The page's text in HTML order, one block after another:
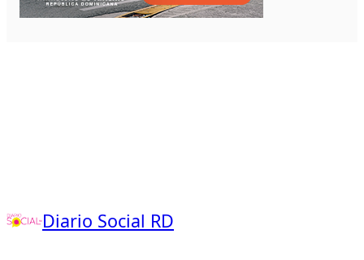
Diario Social RD